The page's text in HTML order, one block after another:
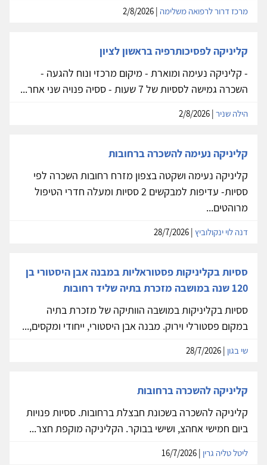
מרכז דרור לרפואה משלימה
קליניקה לפסיכותרפיה בראשון לציון
- קליניקה נעימה ומוארת - מיקום מרכזי ונוח להגעה -
השכרה גמישה לססיות של 7 שעות - ססיה פנויה שני אחר...
הילה שניר
קליניקה נעימה להשכרה ברחובות
קליניקה נעימה ושקטה בצפון מזרח רחובות השכרה לפי
ססיות- עדיפות למבקשים 2 ססיות ומעלה חדרי הטיפול
מרוהטים...
דנה לוי ינקולוביץ
ססיות בקליניקות פסטוראליות במבנה אבן היסטורי בן
120 שנה במושבה מזכרת בתיה שליד רחובות
ססיות בקליניקות במושבה הוותיקה של מזכרת בתיה
במקום פסטורלי וירוק. מבנה אבן היסטורי, ייחודי ומקסים,...
שי בגון
קליניקה להשכרה ברחובות
קליניקה להשכרה בשכונת חבצלת ברחובות. ססיות פנויות
ביום חמישי אחהצ, ושישי בבוקר. הקליניקה מוקפת חצר...
ליטל טליה גרין